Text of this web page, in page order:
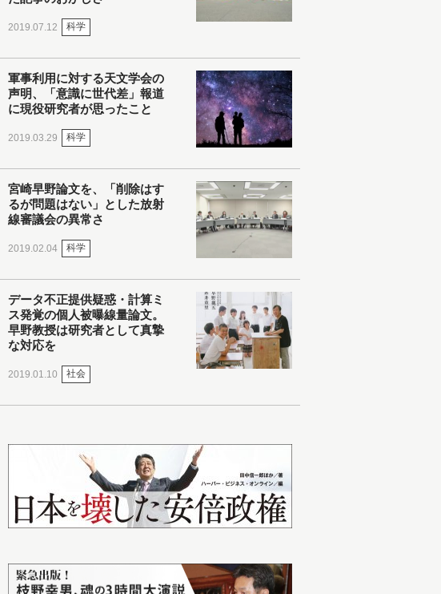
2019.07.12 科学
軍事利用に対する天文学会の
声明、「意識に世代差」報道
に現役研究者が思ったこと
2019.03.29 科学
宮崎早野論文を、「削除はす
るが問題はない」とした放射
線審議会の異常さ
2019.02.04 科学
データ不正提供疑惑・計算ミ
ス発覚の個人被曝線量論文。
早野教授は研究者として真摯
な対応を
2019.01.10 社会